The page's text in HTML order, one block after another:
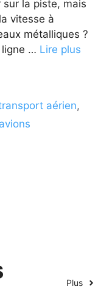
sur la piste, mais
vitesse à
métalliques ?
ligne … Lire plus
aérien,
Plus